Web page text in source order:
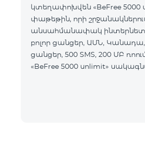
կտեղափոխվեն «BeFree
փաթեթին, որի
անսահմանափակ ինտերնետ,
բոլոր ցանցեր, ԱՄՆ, Կանադա,
ցանցեր, 500 SMS, 200 ՄԲ
«BeFree 5000 unlimit»